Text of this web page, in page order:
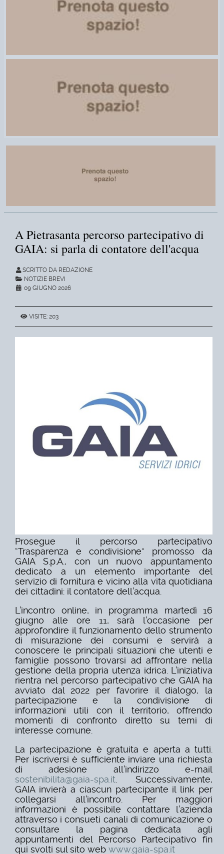
A Pietrasanta percorso partecipativo di
GAIA: si parla di contatore dell'acqua
SCRITTO DA REDAZIONE
NOTIZIE BREVI
09 GIUGNO 2026
VISITE: 203
Prosegue il percorso partecipativo
“Trasparenza e condivisione” promosso da
GAIA S.p.A., con un nuovoappuntamento
dedicato a un elemento importante del
servizio di forniturae vicino alla vita quotidiana
dei cittadini: il contatore dell’acqua.
L’incontro online, in programma martedì 16
giugno alle ore 11,sarà l’occasione per
approfondire il funzionamento dello strumento
di misurazione dei consumi e servirà a
conoscere le principali situazioniche utenti e
famiglie possono trovarsi ad affrontare nella
gestione della propria utenza idrica. L’iniziativa
rientra nel percorso partecipativo che GAIA ha
avviato dal 2022 per favorire il dialogo, la
partecipazione e la condivisione di
informazioni utili con il territorio, offrendo
momenti di confronto diretto su temi di
interesse comune.
La partecipazione è gratuita e aperta a tutti.
Per iscriversi è sufficiente inviare una richiesta
di adesione all’indirizzo e-mail
sostenibilita@gaia-spa.it . Successivamente,
GAIA invierà a ciascun partecipante il link per
collegarsi all’incontro. Per maggiori
informazioni è possibile contattare l’azienda
attraverso i consueti canali di comunicazione o
consultare la pagina dedicata agli
appuntamenti del Percorso Partecipativo fin
qui svolti sul sito web www.gaia-spa.it